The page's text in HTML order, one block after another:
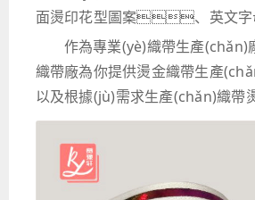
面燙印花型圖案、英文字
作為專業(yè)織帶生產(chǎn)
織帶廠為你提供燙金織帶生產
以及根據(jù)需求生產(chǎn)織帶